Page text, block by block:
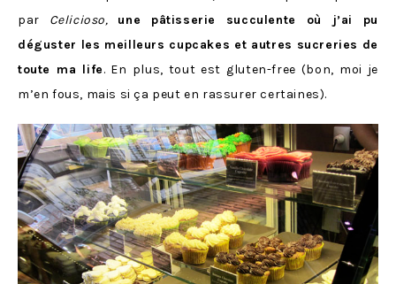
par Celicioso,
une pâtisserie succulente où j’ai pu
déguster les meilleurs cupcakes et autres sucreries de
toute ma life. En plus, tout est gluten-free (bon, moi je
m’en fous, mais si ça peut en rassurer certaines).